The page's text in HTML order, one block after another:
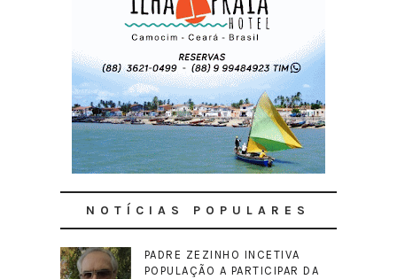
NOTÍCIAS POPULARES
PADRE ZEZINHO INCETIVA
POPULAÇÃO A PARTICIPAR DA